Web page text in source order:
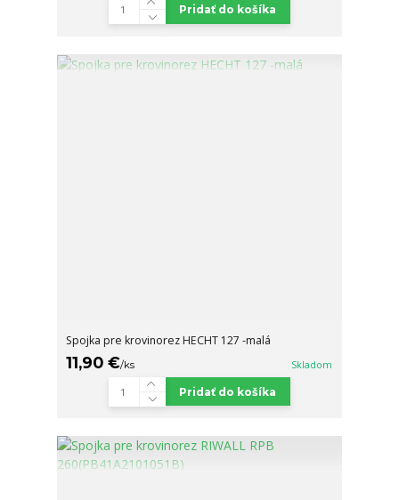
Pridať do košíka
Spojka pre krovinorez HECHT 127 -malá
11,90 €/ks Skladom
Pridať do košíka